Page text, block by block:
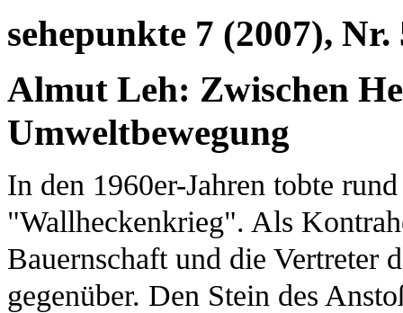
sehepunkte 7 (2007), Nr.
Almut Leh: Zwischen
Umweltbewegung
In den 1960er-Jahren tobte
"Wallheckenkrieg". Als
Bauernschaft und die Vertreter
gegenüber. Den Stein des